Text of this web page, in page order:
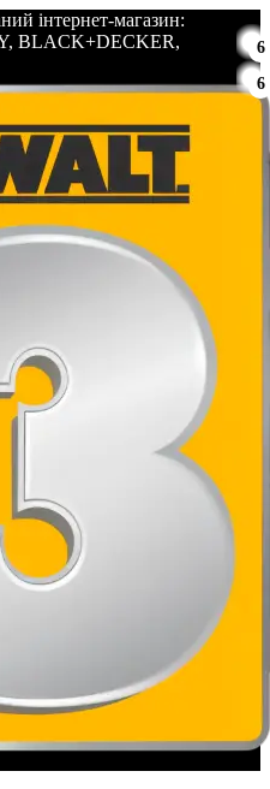
інтернет-магазин:
BLACK+DECKER,
6
6